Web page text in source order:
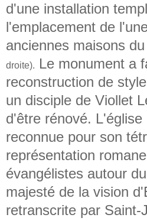
d'une installation
l'emplacement de
anciennes maisons
droite). Le monument a
reconstruction de
un disciple de Viollet
d'être rénové.
reconnue pour son
représentation
évangélistes autour
majesté de la vision
retranscrite par Saint-